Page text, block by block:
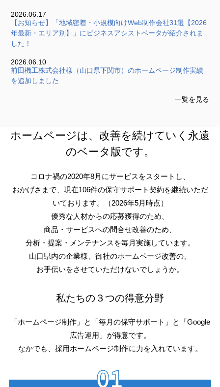
2026.06.17
【お知らせ】「地域密着・小規模向けWeb制作会社31選【2026
年最新・エリア別】」にビジネスアシストベータが紹介されま
した！
2026.06.10
前田機工株式会社様（山口県下関市）のホームページ制作実績
を追加しました
一覧を見る
ホームページは、改善を続けていく永遠
のベータ版です。
コロナ禍の2020年8月にサービスをスタートし、
おかげさまで、現在106件の保守サポート契約を継続いただ
いております。（2026年5月時点）
優秀な人材からの応募獲得のため、
商品・サービスへの問合せ改善のため、
分析・提案・メンテナンスを毎月実施しています。
山口県内の企業様、御社のホームページ改善の、
お手伝いをさせていただけないでしょうか。
私たちの３つの得意分野
「ホームページ制作」と「毎月の保守サポート」と「Google
広告運用」が得意です。
なかでも、採用ホームページ制作に力を入れています。